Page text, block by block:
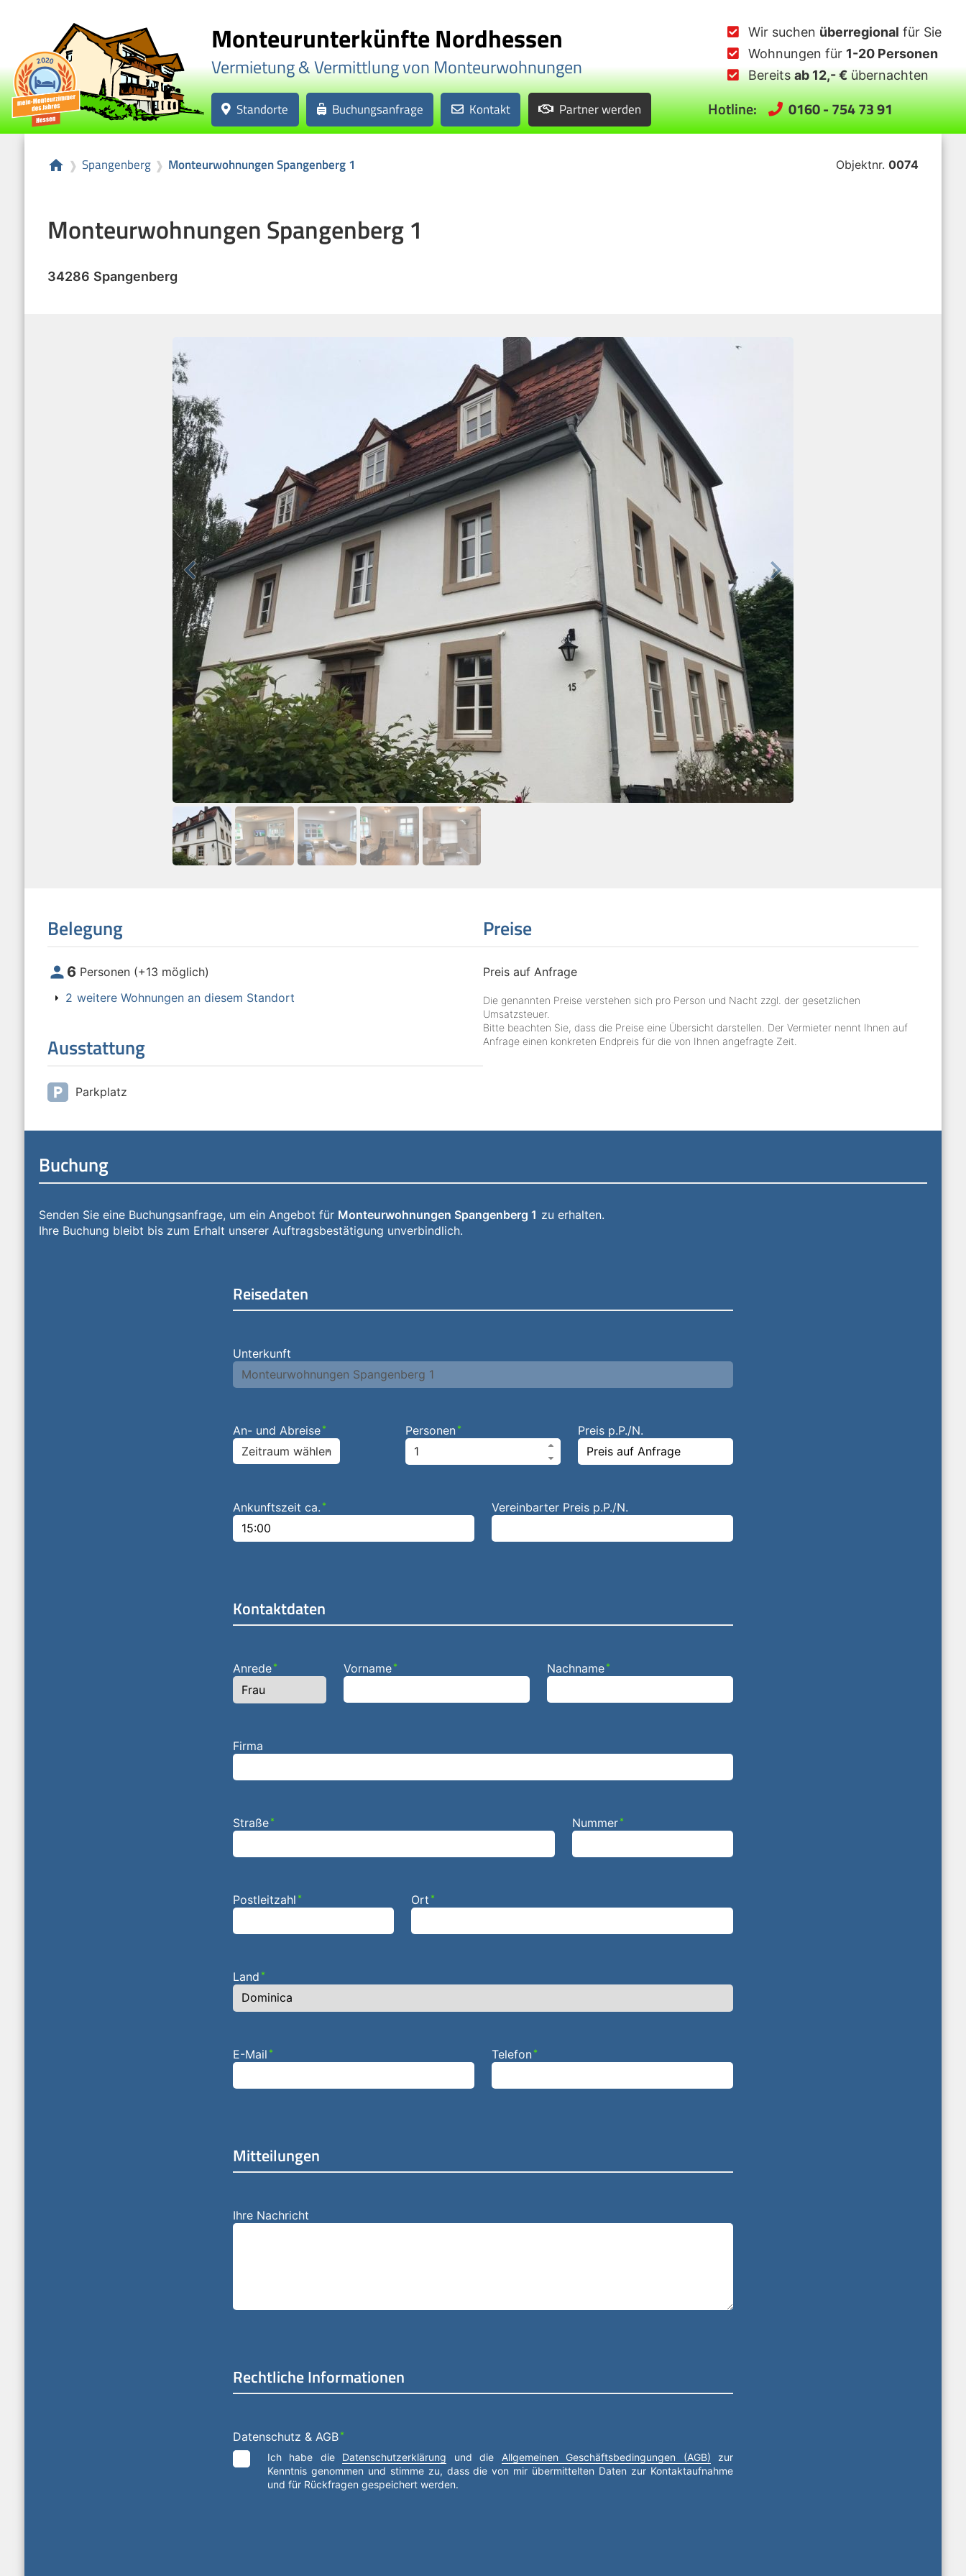
Monteurunterkünfte Nordhessen
Vermietung & Vermittlung von Monteurwohnungen
Standorte Buchungsanfrage Kontakt Partner werden Hotline: 0160 - 754 73 91
Wir suchen überregional für Sie
Wohnungen für 1-20 Personen
Bereitsab 12,- €übernachten
home ❱ Spangenberg ❱ Monteurwohnungen Spangenberg 1 Objektnr. 0074
Monteurwohnungen Spangenberg 1
34286 Spangenberg
Belegung
person 6 Personen (+13 möglich)
2 weitere Wohnungen an diesem Standort
Ausstattung
local_parking Parkplatz
Preise
Preis auf Anfrage
Die genannten Preise verstehen sich pro Person und Nacht zzgl. der gesetzlichen
Umsatzsteuer.
Bitte beachten Sie, dass die Preise eine Übersicht darstellen. Der Vermieter nennt Ihnen auf
Anfrage einen konkreten Endpreis für die von Ihnen angefragte Zeit.
Buchung
Senden Sie eine Buchungsanfrage, um ein Angebot für Monteurwohnungen Spangenberg 1 zu erhalten.
Ihre Buchung bleibt bis zum Erhalt unserer Auftragsbestätigung unverbindlich.
Reisedaten
Unterkunft
An- und Abreise *
Zeitraum wählen
Personen * Preis p.P./N.
Ankunftszeit ca. * Vereinbarter Preis p.P./N.
Kontaktdaten
Anrede * Vorname * Nachname *
Firma
Straße * Nummer *
Postleitzahl * Ort *
Land *
E-Mail * Telefon *
Mitteilungen
Ihre Nachricht
Rechtliche Informationen
Datenschutz & AGB *
Ich habe die Datenschutzerklärung und die Allgemeinen Geschäftsbedingungen (AGB) zur
Kenntnis genommen und stimme zu, dass die von mir übermittelten Daten zur Kontaktaufnahme
und für Rückfragen gespeichert werden.